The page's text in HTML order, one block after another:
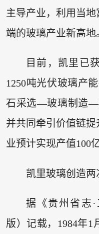
主导产业，利用当
端的玻璃产业新高地
目前，凯里已
1250吨光伏玻璃产
石采选—玻璃制造—
并共同牵引价值链
业预计实现产值100
凯里玻璃创造两
据《贵州省志
版）记载，1984年1